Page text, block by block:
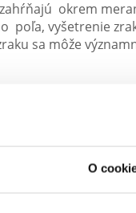
O
okrem
vyšetrenie
sa môže